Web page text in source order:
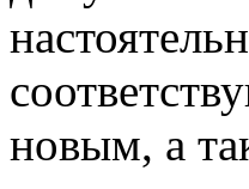
новым, а